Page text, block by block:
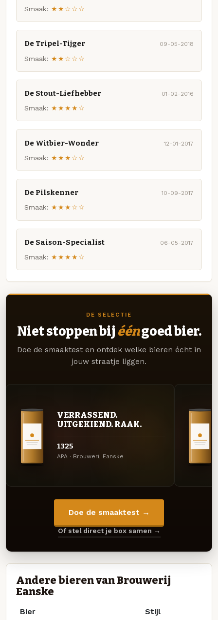
Smaak: ★★☆☆☆
De Tripel-Tijger 09-05-2018
Smaak: ★★☆☆☆
De Stout-Liefhebber 01-02-2016
Smaak: ★★★★☆
De Witbier-Wonder 12-01-2017
Smaak: ★★★☆☆
De Pilskenner 10-09-2017
Smaak: ★★★☆☆
De Saison-Specialist 06-05-2017
Smaak: ★★★★☆
DE SELECTIE
Niet stoppen bij ééngoed bier.
Doe de smaaktest en ontdek welke bieren écht in
jouw straatje liggen.
VERRASSEND.
UITGEKIEND. RAAK.
1325
APA · Brouwerij Eanske
Doe de smaaktest →
Of stel direct je box samen →
Andere bieren van Brouwerij
Eanske
Bier Stijl